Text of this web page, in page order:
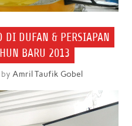
DI DUFAN & PERSIAPAN
BARU 2013
by Amril Taufik Gobel